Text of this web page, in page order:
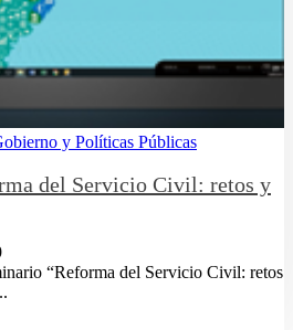
y Políticas Públicas
del Servicio Civil: retos y
“Reforma del Servicio Civil: retos